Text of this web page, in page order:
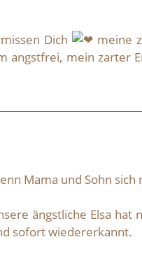
Dich
meine
angstfrei, mein zarter
Mama und Sohn sich
ängstliche Elsa hat
sofort wiedererkannt.